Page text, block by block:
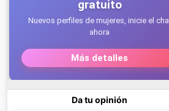
Da tu opinión